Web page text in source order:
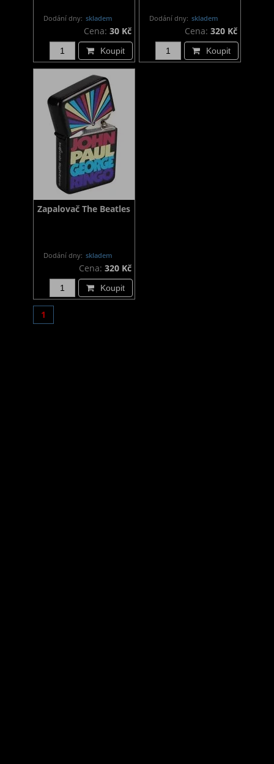
Dodání dny: skladem
Cena: 30 Kč
Koupit
Dodání dny: skladem
Cena: 320 Kč
Koupit
Zapalovač The Beatles
Dodání dny: skladem
Cena: 320 Kč
Koupit
1